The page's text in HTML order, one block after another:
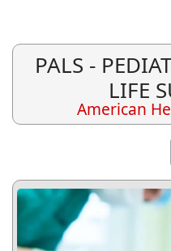
PALS -
LIFE
American